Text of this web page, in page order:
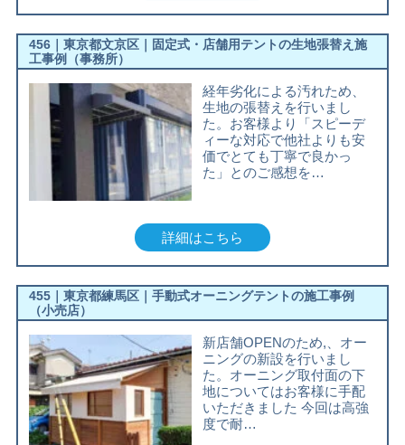
456｜東京都文京区｜固定式・店舗用テントの生地張替え施
工事例（事務所）
経年劣化による汚れため、
生地の張替えを行いまし
た。お客様より「スピーデ
ィーな対応で他社よりも安
価でとても丁寧で良かっ
た」とのご感想を…
詳細はこちら
455｜東京都練馬区｜手動式オーニングテントの施工事例
（小売店）
新店舗OPENのため,、オー
ニングの新設を行いまし
た。オーニング取付面の下
地についてはお客様に手配
いただきました 今回は高強
度で耐…